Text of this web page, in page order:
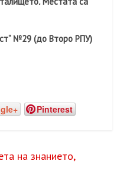
№29 (до Второ РПУ)
Pinterest
на знанието,